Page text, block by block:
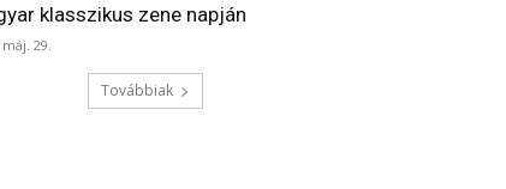
klasszikus zene napján
29.
Továbbiak